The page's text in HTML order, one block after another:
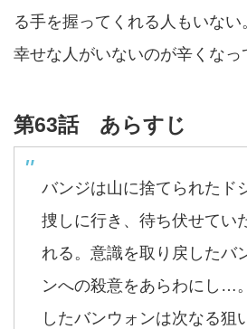
る手を握ってくれる人もいない
幸せな人がいないのが辛くなっ
第63話 あらすじ
バンジは山に捨てられたド
捜しに行き、待ち伏せてい
れる。意識を取り戻したバ
ンへの殺意をあらわにし…
したバンウォンは次なる狙